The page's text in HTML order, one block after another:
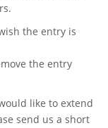
the entry is
the entry
like to extend
send us a short